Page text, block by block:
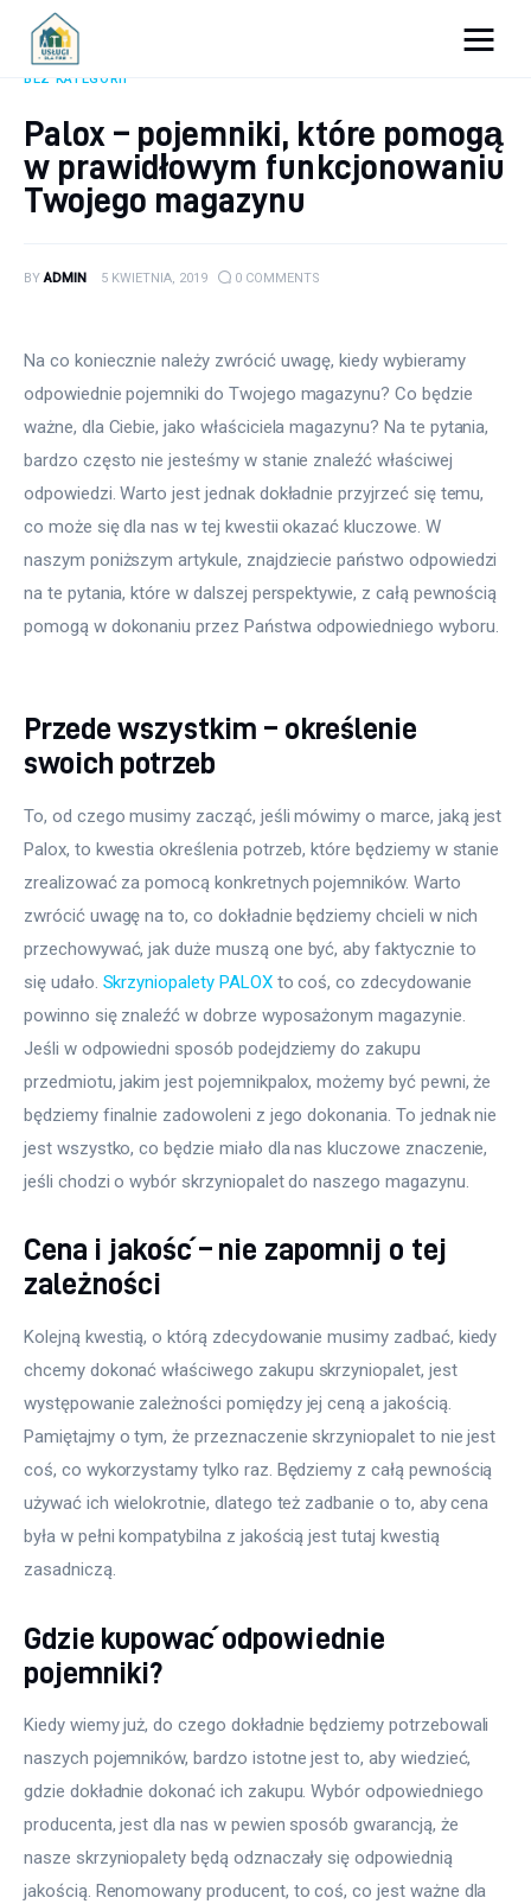
Prowadzenie firmy
Urządzanie biura
Atrakcje
Prawo
Pozostałe
BEZ KATEGORII
Palox – pojemniki, które pomogą
w prawidłowym funkcjonowaniu
Twojego magazynu
BY ADMIN 5 KWIETNIA, 2019 0 COMMENTS
Na co koniecznie należy zwrócić uwagę, kiedy wybieramy
odpowiednie pojemniki do Twojego magazynu? Co będzie
ważne, dla Ciebie, jako właściciela magazynu? Na te pytania,
bardzo często nie jesteśmy w stanie znaleźć właściwej
odpowiedzi. Warto jest jednak dokładnie przyjrzeć się temu,
co może się dla nas w tej kwestii okazać kluczowe. W
naszym poniższym artykule, znajdziecie państwo odpowiedzi
na te pytania, które w dalszej perspektywie, z całą pewnością
pomogą w dokonaniu przez Państwa odpowiedniego wyboru.
Przede wszystkim – określenie
swoich potrzeb
To, od czego musimy zacząć, jeśli mówimy o marce, jaką jest
Palox, to kwestia określenia potrzeb, które będziemy w stanie
zrealizować za pomocą konkretnych pojemników. Warto
zwrócić uwagę na to, co dokładnie będziemy chcieli w nich
przechowywać, jak duże muszą one być, aby faktycznie to
się udało. Skrzyniopalety PALOX to coś, co zdecydowanie
powinno się znaleźć w dobrze wyposażonym magazynie.
Jeśli w odpowiedni sposób podejdziemy do zakupu
przedmiotu, jakim jest pojemnikpalox, możemy być pewni, że
będziemy finalnie zadowoleni z jego dokonania. To jednak nie
jest wszystko, co będzie miało dla nas kluczowe znaczenie,
jeśli chodzi o wybór skrzyniopalet do naszego magazynu.
Cena i jakość – nie zapomnij o tej
zależności
Kolejną kwestią, o którą zdecydowanie musimy zadbać, kiedy
chcemy dokonać właściwego zakupu skrzyniopalet, jest
występowanie zależności pomiędzy jej ceną a jakością.
Pamiętajmy o tym, że przeznaczenie skrzyniopalet to nie jest
coś, co wykorzystamy tylko raz. Będziemy z całą pewnością
używać ich wielokrotnie, dlatego też zadbanie o to, aby cena
była w pełni kompatybilna z jakością jest tutaj kwestią
zasadniczą.
Gdzie kupować odpowiednie
pojemniki?
Kiedy wiemy już, do czego dokładnie będziemy potrzebowali
naszych pojemników, bardzo istotne jest to, aby wiedzieć,
gdzie dokładnie dokonać ich zakupu. Wybór odpowiedniego
producenta, jest dla nas w pewien sposób gwarancją, że
nasze skrzyniopalety będą odznaczały się odpowiednią
jakością. Renomowany producent, to coś, co jest ważne dla